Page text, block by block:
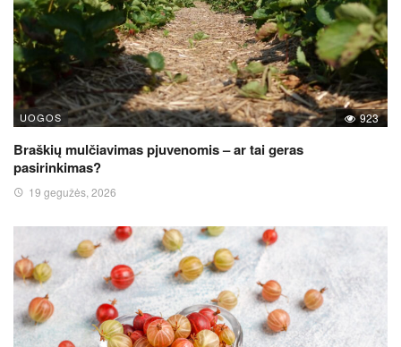
UOGOS 923
Braškių mulčiavimas pjuvenomis – ar tai geras
pasirinkimas?
19 gegužės, 2026